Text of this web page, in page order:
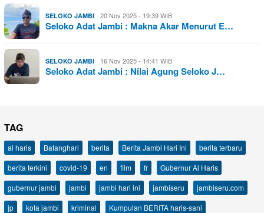
SELOKO JAMBI 20 Nov 2025 - 19:39 WIB
Seloko Adat Jambi : Makna Akar Menurut E…
SELOKO JAMBI 16 Nov 2025 - 14:41 WIB
Seloko Adat Jambi : Nilai Agung Seloko J…
TAG
al haris Batanghari berita Berita Jambi Hari Ini
berita terbaru
berita terkini
covid-19 en film fr
Gubernur Al Haris
gubernur jambi
jambi jambi hari ini jambiseru
jambiseru.com
jp
kota jambi kriminal
Kumpulan BERITA haris-sani